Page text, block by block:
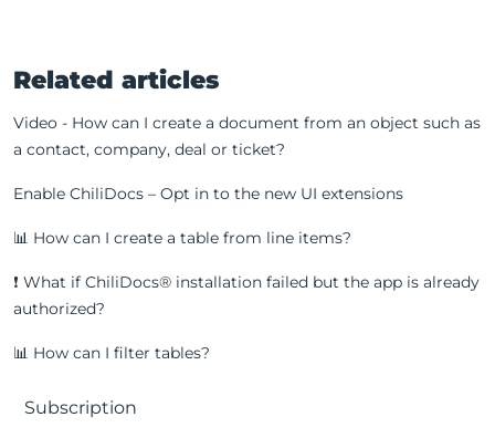
Related articles
Video - How can I create a document from an object such as
a contact, company, deal or ticket?
Enable ChiliDocs – Opt in to the new UI extensions
📊 How can I create a table from line items?
❗️ What if ChiliDocs® installation failed but the app is already
authorized?
📊 How can I filter tables?
Subscription